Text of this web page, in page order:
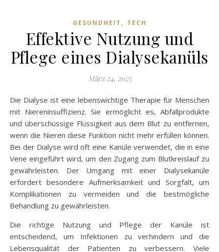
GESUNDHEIT , TECH
Effektive Nutzung und
Pflege eines Dialysekanüls
März 24, 2025
Die Dialyse ist eine lebenswichtige Therapie für Menschen
mit Niereninsuffizienz. Sie ermöglicht es, Abfallprodukte
und überschüssige Flüssigkeit aus dem Blut zu entfernen,
wenn die Nieren diese Funktion nicht mehr erfüllen können.
Bei der Dialyse wird oft eine Kanüle verwendet, die in eine
Vene eingeführt wird, um den Zugang zum Blutkreislauf zu
gewährleisten. Der Umgang mit einer Dialysekanüle
erfordert besondere Aufmerksamkeit und Sorgfalt, um
Komplikationen zu vermeiden und die bestmögliche
Behandlung zu gewährleisten.
Die richtige Nutzung und Pflege der Kanüle ist
entscheidend, um Infektionen zu verhindern und die
Lebensqualität der Patienten zu verbessern. Viele